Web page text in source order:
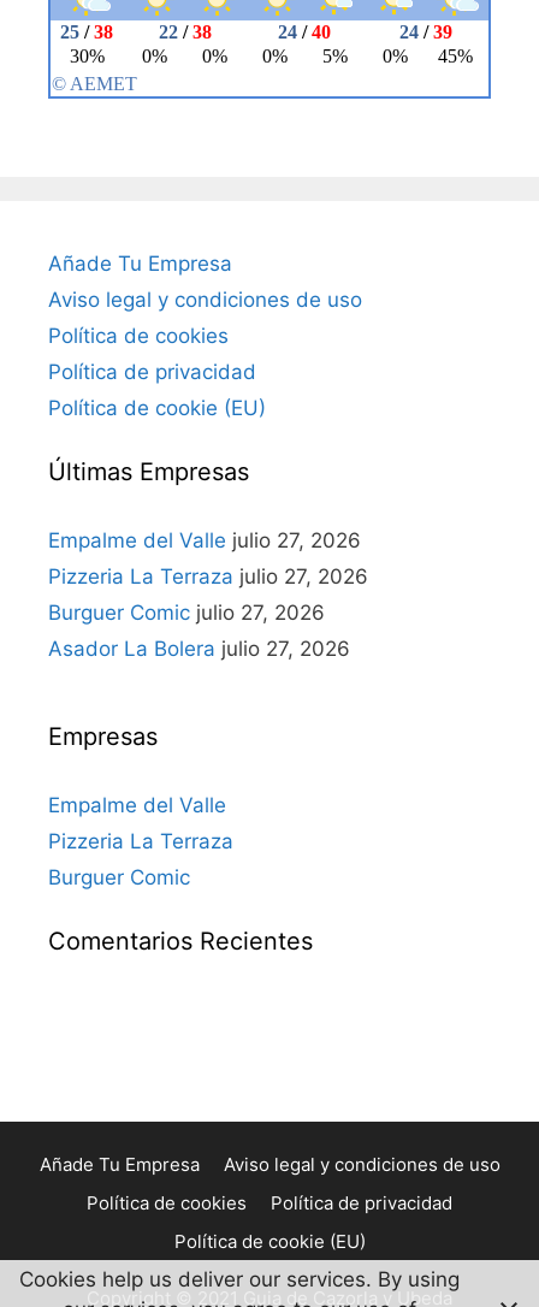
Añade Tu Empresa
Aviso legal y condiciones de uso
Política de cookies
Política de privacidad
Política de cookie (EU)
Últimas Empresas
Empalme del Valle julio 27, 2026
Pizzeria La Terraza julio 27, 2026
Burguer Comic julio 27, 2026
Asador La Bolera julio 27, 2026
Empresas
Empalme del Valle
Pizzeria La Terraza
Burguer Comic
Comentarios Recientes
Añade Tu Empresa
Aviso legal y condiciones de uso
Política de cookies
Política de privacidad
Política de cookie (EU)
Copyright © 2021 Guia de Cazorla y Ubeda
Cookies help us deliver our services. By using